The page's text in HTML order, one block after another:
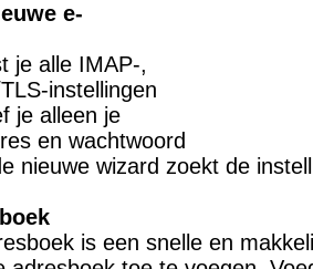
e-
je alle IMAP-,
instellingen
je alleen je
en wachtwoord
nieuwe wizard zoekt de
is een snelle en